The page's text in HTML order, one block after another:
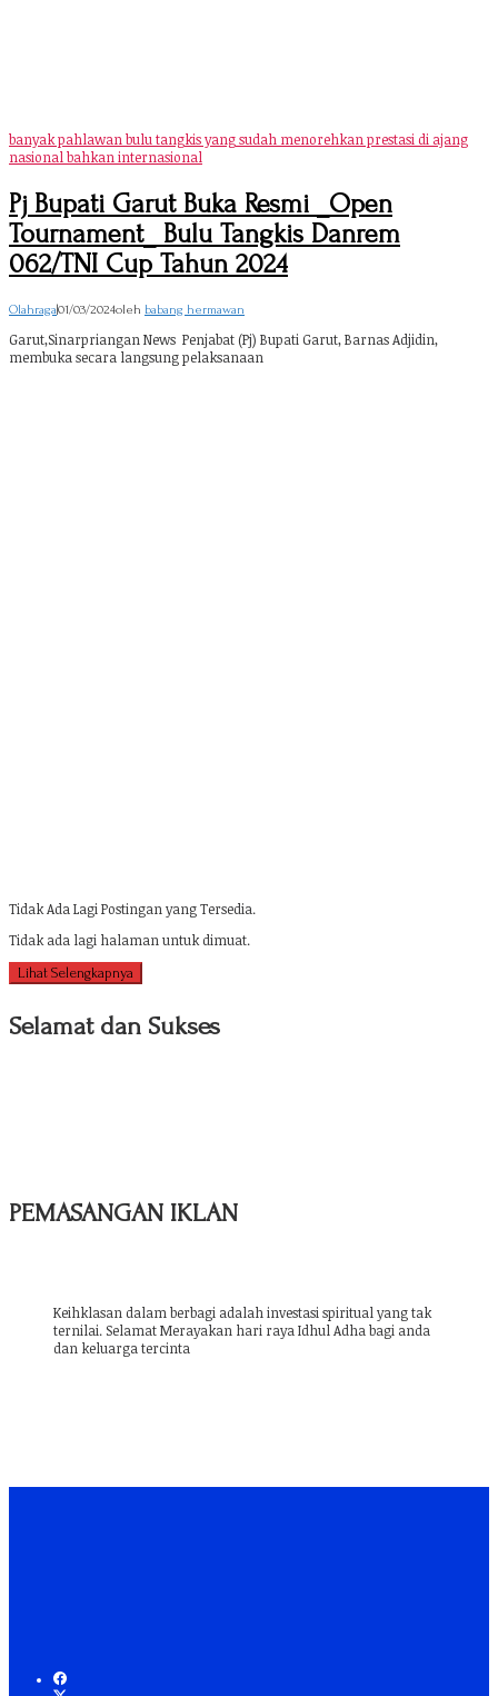
banyak pahlawan bulu tangkis yang sudah menorehkan prestasi di ajang
nasional bahkan internasional
Pj Bupati Garut Buka Resmi _Open
Tournament_ Bulu Tangkis Danrem
062/TNI Cup Tahun 2024
Olahraga|01/03/2024oleh babang hermawan
Garut,Sinarpriangan News Penjabat (Pj) Bupati Garut, Barnas Adjidin,
membuka secara langsung pelaksanaan
Tidak Ada Lagi Postingan yang Tersedia.
Tidak ada lagi halaman untuk dimuat.
Lihat Selengkapnya
Selamat dan Sukses
PEMASANGAN IKLAN
Keihklasan dalam berbagi adalah investasi spiritual yang tak
ternilai. Selamat Merayakan hari raya Idhul Adha bagi anda
dan keluarga tercinta